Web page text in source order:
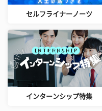
セルフライナーノーツ
インターンシップ特集